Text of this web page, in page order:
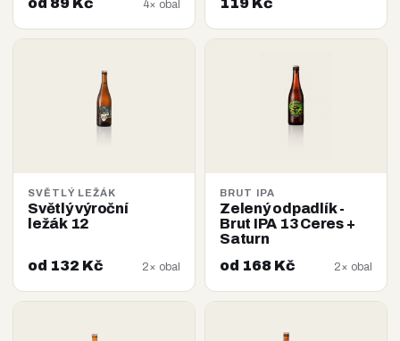
4× obal
SVĚTLÝ LEŽÁK
Světlý výroční
ležák 12
od 132 Kč 2× obal
BRUT IPA
Zelený odpadlík -
Brut IPA 13 Ceres +
Saturn
od 168 Kč
2× obal